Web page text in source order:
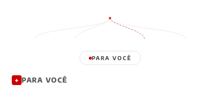
PARA VOCÊ
✦ PARA VOCÊ